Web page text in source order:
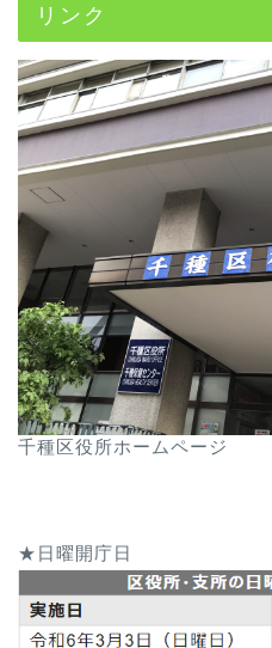
リンク
千種区役所ホームページ
★日曜開庁日